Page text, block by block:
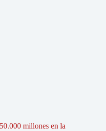
millones en la